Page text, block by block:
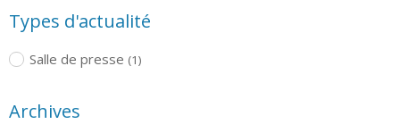
Types d'actualité
Salle de presse (1)
Archives